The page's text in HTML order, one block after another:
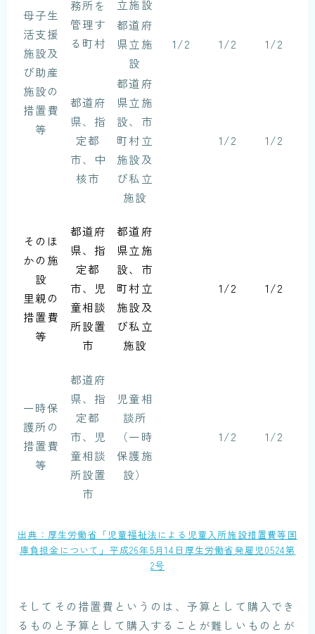
母子生
活支援
施設及
び助産
施設の
措置費
等
務所を
管理す
る町村
立施設
都道府
県立施
設
1/2 1/2 1/2
都道府
県、指
定都
市、中
核市
都道府
県立施
設、市
町村立
施設及
び私立
施設
1/2 1/2
そのほ
かの施
設
里親の
措置費
等
都道府
県、指
定都
市、児
童相談
所設置
市
都道府
県立施
設、市
町村立
施設及
び私立
施設
1/2 1/2
一時保
護所の
措置費
等
都道府
県、指
定都
市、児
童相談
所設置
市
児童相
談所
（一時
保護施
設）
1/2 1/2
出典：厚生労働省「児童福祉法による児童入所施設措置費等国
庫負担金について」平成26年5月14日厚生労働省発雇児0524第
2号
そしてその 措置費 というのは、 予算として購入でき
るもの と 予算として購入することが難しいもの とが